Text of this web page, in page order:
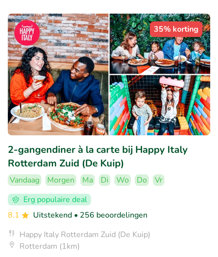
35% korting
2-gangendiner à la carte bij Happy Italy
Rotterdam Zuid (De Kuip)
Vandaag Morgen Ma Di Wo Do
Vr
Erg populaire deal
8.1
Uitstekend • 256 beoordelingen
Happy Italy Rotterdam Zuid (De Kuip)
Rotterdam (1km)